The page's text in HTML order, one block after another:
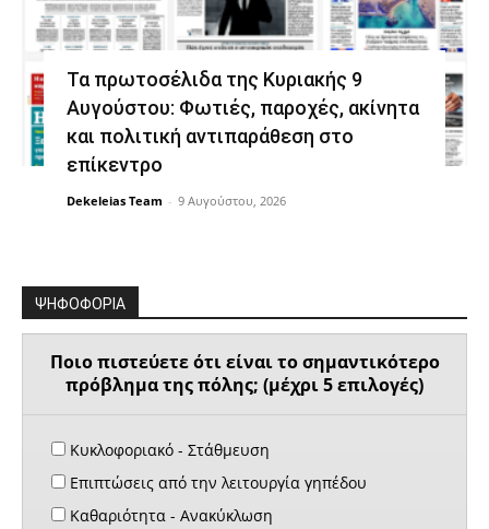
Τα πρωτοσέλιδα της Κυριακής 9
Αυγούστου: Φωτιές, παροχές, ακίνητα
και πολιτική αντιπαράθεση στο
επίκεντρο
Dekeleias Team - 9 Αυγούστου, 2026
ΨΗΦΟΦΟΡΙΑ
Ποιο πιστεύετε ότι είναι το σημαντικότερο
πρόβλημα της πόλης; (μέχρι 5 επιλογές)
Κυκλοφοριακό - Στάθμευση
Επιπτώσεις από την λειτουργία γηπέδου
Καθαριότητα - Ανακύκλωση